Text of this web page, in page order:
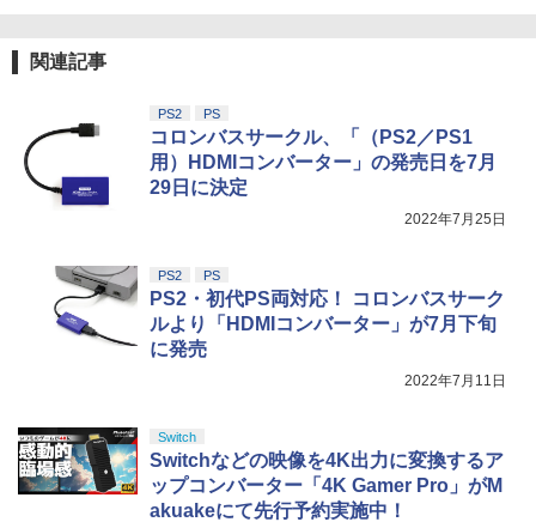
関連記事
PS2 PS
コロンバスサークル、「（PS2／PS1
用）HDMIコンバーター」の発売日を7月
29日に決定
2022年7月25日
PS2 PS
PS2・初代PS両対応！ コロンバスサーク
ルより「HDMIコンバーター」が7月下旬
に発売
2022年7月11日
Switch
Switchなどの映像を4K出力に変換するア
ップコンバーター「4K Gamer Pro」がM
akuakeにて先行予約実施中！